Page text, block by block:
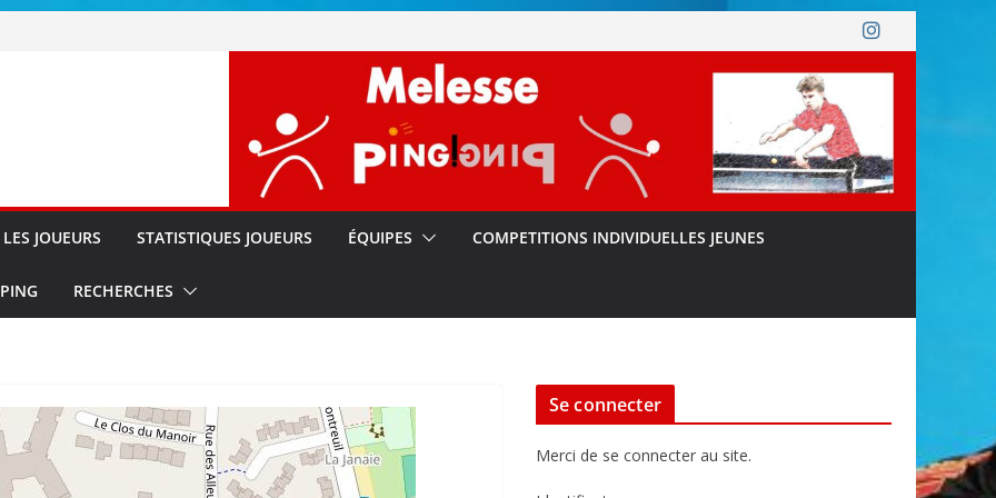
LES JOUEURS STATISTIQUES JOUEURS ÉQUIPES COMPETITIONS INDIVIDUELLES JEUNES
RECHERCHES
Se connecter
Merci de se connecter au site.